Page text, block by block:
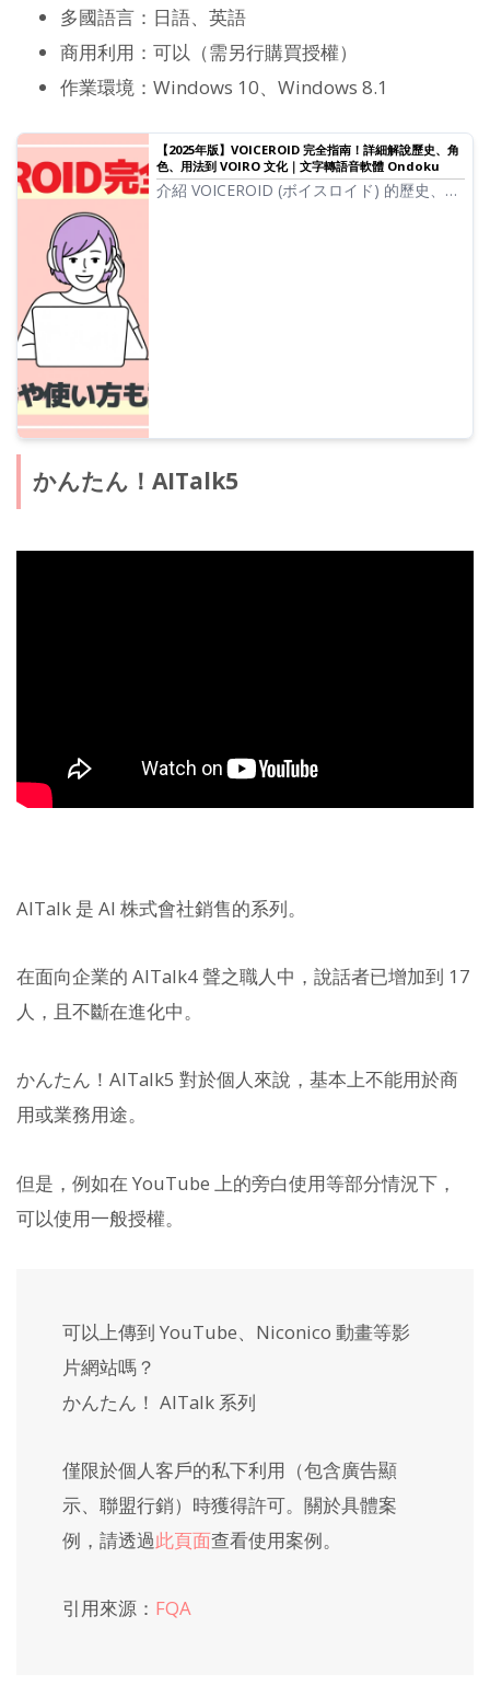
多國語言：日語、英語
商用利用：可以（需另行購買授權）
作業環境：Windows 10、Windows 8.1
【2025年版】VOICEROID 完全指南！詳細解說歷史、角
色、用法到 VOIRO 文化｜文字轉語音軟體 Ondoku
介紹 VOICEROID (ボイスロイド) 的歷史、角
かんたん！AITalk5
AITalk 是 AI 株式會社銷售的系列。
在面向企業的 AITalk4 聲之職人中，說話者已增加到 17
人，且不斷在進化中。
かんたん！AITalk5 對於個人來說，基本上不能用於商
用或業務用途。
但是，例如在 YouTube 上的旁白使用等部分情況下，
可以使用一般授權。
可以上傳到 YouTube、Niconico 動畫等影
片網站嗎？
かんたん！ AITalk 系列
僅限於個人客戶的私下利用（包含廣告顯
示、聯盟行銷）時獲得許可。關於具體案
例，請透過此頁面查看使用案例。
引用來源： FQA